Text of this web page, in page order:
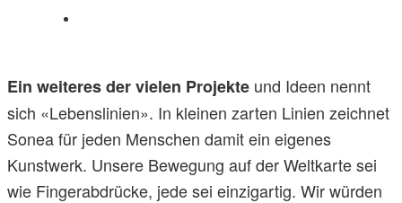
Ein weiteres der vielen Projekte und Ideen nennt
sich «Lebenslinien». In kleinen zarten Linien zeichnet
Sonea für jeden Menschen damit ein eigenes
Kunstwerk. Unsere Bewegung auf der Weltkarte sei
wie Fingerabdrücke, jede sei einzigartig. Wir würden